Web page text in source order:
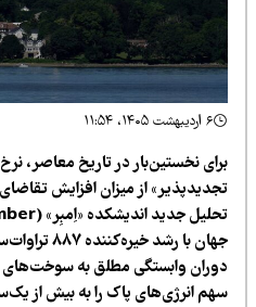
نخستین‌بار در تاریخ معاصر، نرخ رشد
از میزان افزایش تقاضای
جهان با رشد
وابستگی مطلق به سوخت‌های
انرژی‌های پاک را به بیش از یک‌سوم